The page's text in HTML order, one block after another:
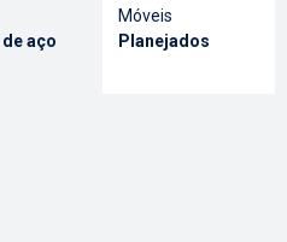
aço
Móveis
Planejados